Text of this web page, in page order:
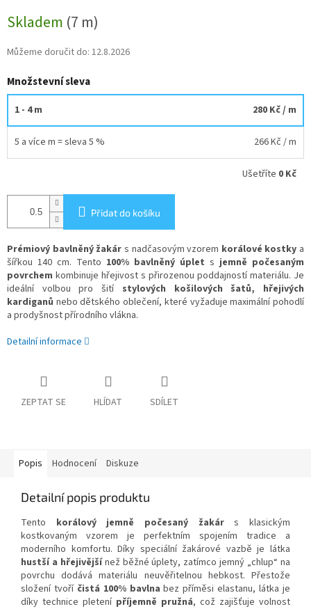
cena:
Skladem (7 m)
Můžeme doručit do: 12.8.2026
Množstevní sleva
1 - 4 m 280 Kč/ m
5 a více m = sleva 5 % 266 Kč / m
Ušetříte 0 Kč
Přidat do košíku
Prémiový bavlněný žakár s nadčasovým vzorem korálové kostky a
šířkou 140 cm. Tento 100% bavlněný úplet s jemně počesaným
povrchem kombinuje hřejivost s přirozenou poddajností materiálu. Je
ideální volbou pro šití stylových košilových šatů, hřejivých
kardiganů nebo dětského oblečení, které vyžaduje maximální pohodlí
a prodyšnost přírodního vlákna.
Detailní informace
ZEPTAT SE HLÍDAT SDÍLET
Popis Hodnocení Diskuze
Detailní popis produktu
Tento korálový jemně počesaný žakárs klasickým
kostkovaným vzorem je perfektním spojením tradice a
moderního komfortu. Díky speciální žakárové vazbě je látka
hustší a hřejivějšínež běžné úplety, zatímco jemný „chlup“ na
povrchu dodává materiálu neuvěřitelnou hebkost. Přestože
složení tvoří čistá 100% bavlna bez příměsi elastanu, látka je
díky technice pletení příjemně pružná, což zajišťuje volnost